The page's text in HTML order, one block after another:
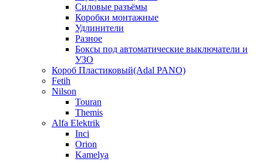
Силовые разъёмы
Коробки монтажные
Удлинители
Разное
Боксы под автоматические выключатели и
УЗО
Короб Пластиковый(Adal PANO)
Fetih
Nilson
Touran
Themis
Alfa Elektrik
Inci
Orion
Kamelya